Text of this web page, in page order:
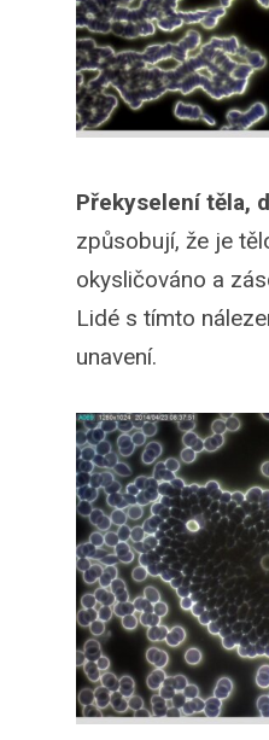
Překyselení těla,
způsobují, že je
okysličováno a
Lidé s tímto
unavení.